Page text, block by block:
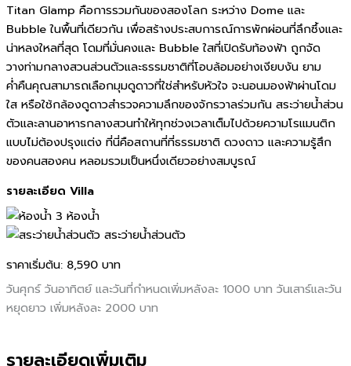
Titan Glamp คือการรวมกันของสองโลก ระหว่าง Dome และ
Bubble ในพื้นที่เดียวกัน เพื่อสร้างประสบการณ์การพักผ่อนที่ลึกซึ้งและ
น่าหลงใหลที่สุด โดมที่มั่นคงและ Bubble ใสที่เปิดรับท้องฟ้า ถูกจัด
วางท่ามกลางสวนส่วนตัวและธรรมชาติที่โอบล้อมอย่างเงียบงัน ยาม
ค่ำคืนคุณสามารถเลือกมุมดูดาวที่ใช่สำหรับหัวใจ จะนอนมองฟ้าผ่านโดม
ใส หรือใช้กล้องดูดาวสำรวจความลึกของจักรวาลร่วมกัน สระว่ายน้ำส่วน
ตัวและลานอาหารกลางสวนทำให้ทุกช่วงเวลาเต็มไปด้วยความโรแมนติก
แบบไม่ต้องปรุงแต่ง ที่นี่คือสถานที่ที่ธรรมชาติ ดวงดาว และความรู้สึก
ของคนสองคน หลอมรวมเป็นหนึ่งเดียวอย่างสมบูรณ์
รายละเอียด Villa
3 ห้องน้ำ
สระว่ายน้ำส่วนตัว
ราคาเริ่มต้น: 8,590 บาท
วันศุกร์ วันอาทิตย์ และวันที่กำหนดเพิ่มหลังละ 1000 บาท วันเสาร์และวัน
หยุดยาว เพิ่มหลังละ 2000 บาท
รายละเอียดเพิ่มเติม